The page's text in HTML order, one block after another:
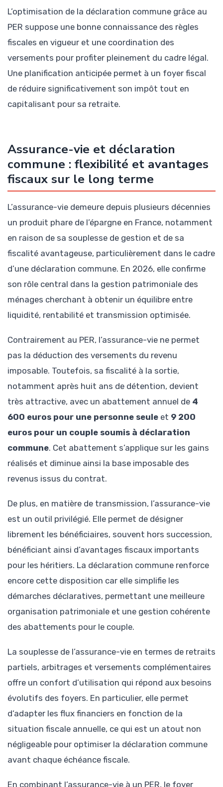
L’optimisation de la déclaration commune grâce au
PER suppose une bonne connaissance des règles
fiscales en vigueur et une coordination des
versements pour profiter pleinement du cadre légal.
Une planification anticipée permet à un foyer fiscal
de réduire significativement son impôt tout en
capitalisant pour sa retraite.
Assurance-vie et déclaration
commune : flexibilité et avantages
fiscaux sur le long terme
L’assurance-vie demeure depuis plusieurs décennies
un produit phare de l’épargne en France, notamment
en raison de sa souplesse de gestion et de sa
fiscalité avantageuse, particulièrement dans le cadre
d’une déclaration commune. En 2026, elle confirme
son rôle central dans la gestion patrimoniale des
ménages cherchant à obtenir un équilibre entre
liquidité, rentabilité et transmission optimisée.
Contrairement au PER, l’assurance-vie ne permet
pas la déduction des versements du revenu
imposable. Toutefois, sa fiscalité à la sortie,
notamment après huit ans de détention, devient
très attractive, avec un abattement annuel de 4
600 euros pour une personne seule et 9 200
euros pour un couple soumis à déclaration
commune. Cet abattement s’applique sur les gains
réalisés et diminue ainsi la base imposable des
revenus issus du contrat.
De plus, en matière de transmission, l’assurance-vie
est un outil privilégié. Elle permet de désigner
librement les bénéficiaires, souvent hors succession,
bénéficiant ainsi d’avantages fiscaux importants
pour les héritiers. La déclaration commune renforce
encore cette disposition car elle simplifie les
démarches déclaratives, permettant une meilleure
organisation patrimoniale et une gestion cohérente
des abattements pour le couple.
La souplesse de l’assurance-vie en termes de retraits
partiels, arbitrages et versements complémentaires
offre un confort d’utilisation qui répond aux besoins
évolutifs des foyers. En particulier, elle permet
d‘adapter les flux financiers en fonction de la
situation fiscale annuelle, ce qui est un atout non
négligeable pour optimiser la déclaration commune
avant chaque échéance fiscale.
En combinant l’assurance-vie à un PER, le foyer